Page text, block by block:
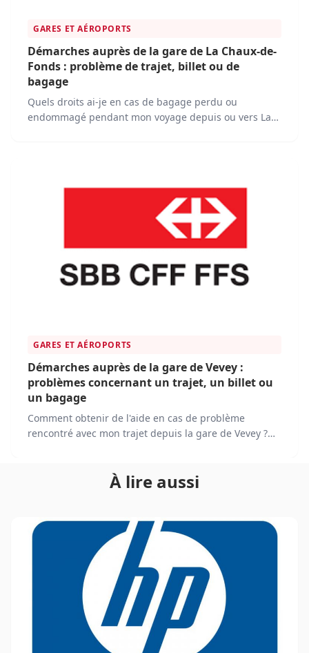
GARES ET AÉROPORTS
Démarches auprès de la gare de La Chaux-de-
Fonds : problème de trajet, billet ou de
bagage
Quels droits ai-je en cas de bagage perdu ou
endommagé pendant mon voyage depuis ou vers La
GARES ET AÉROPORTS
Démarches auprès de la gare de Vevey :
problèmes concernant un trajet, un billet ou
un bagage
Comment obtenir de l'aide en cas de problème
rencontré avec mon trajet depuis la gare de Vevey ?
une erreur ou une perte ?À lire aussi